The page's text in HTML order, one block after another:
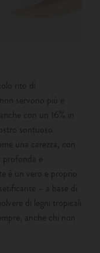
rito di
servono più e
con un 16% in
sontuoso
una carezza, con
profonda e
è un vero e proprio
– a base di
di legni tropicali
anche chi non